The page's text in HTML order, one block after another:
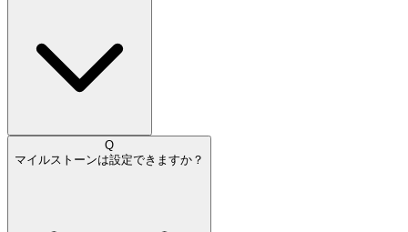
Q
マイルストーンは設定できますか？